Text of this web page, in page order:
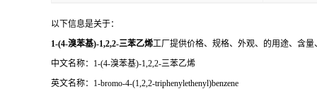
以下信息是关于：
1-(4-溴苯基)-1,2,2-三苯乙烯工厂提供价格、规格、外观、的用途、含
中文名称：1-(4-溴苯基)-1,2,2-三苯乙烯
英文名称：1-bromo-4-(1,2,2-triphenylethenyl)benzene